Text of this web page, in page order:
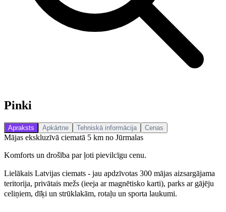
Pinki
Apraksts Apkārtne Tehniskā informācija Cenas
Mājas ekskluzīvā ciematā 5 km no Jūrmalas
Komforts un drošība par ļoti pievilcīgu cenu.
Lielākais Latvijas ciemats - jau apdzīvotas 300 mājas aizsargājama
teritorija, privātais mežs (ieeja ar magnētisko karti), parks ar gājēju
celiņiem, dīķi un strūklakām, rotaļu un sporta laukumi.